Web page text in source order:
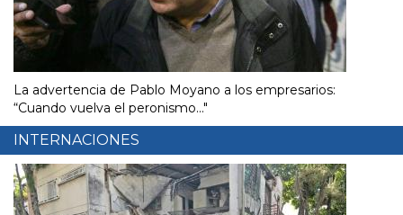
La advertencia de Pablo Moyano a los empresarios:
“Cuando vuelva el peronismo..."
INTERNACIONES